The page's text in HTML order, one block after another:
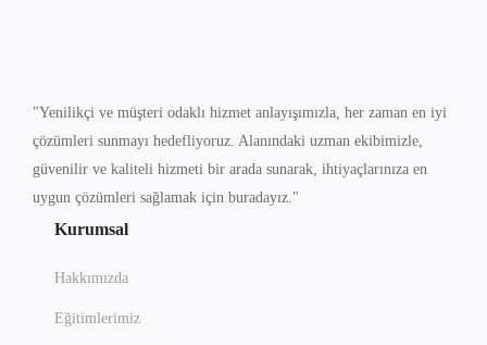
"Yenilikçi ve müşteri odaklı hizmet anlayışımızla, her zaman en iyi
çözümleri sunmayı hedefliyoruz. Alanındaki uzman ekibimizle,
güvenilir ve kaliteli hizmeti bir arada sunarak, ihtiyaçlarınıza en
uygun çözümleri sağlamak için buradayız."
Kurumsal
Hakkımızda
Eğitimlerimiz